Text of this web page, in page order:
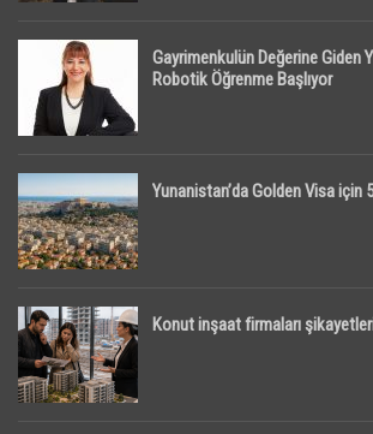
Gayrimenkulün Değerine Giden
Robotik Öğrenme Başlıyor
Yunanistan’da Golden Visa için
Konut inşaat firmaları